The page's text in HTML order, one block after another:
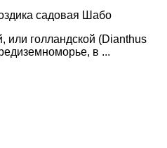
садовая Шабо
или голландской (Dianthus
в ...